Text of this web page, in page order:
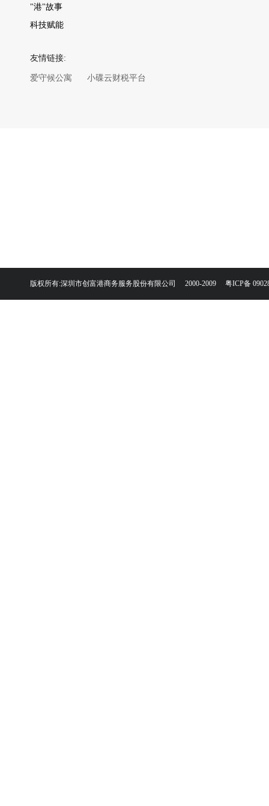
"港"故事
科技赋能
友情链接:
爱守候公寓 小碟云财税平台
版权所有:深圳市创富港商务服务股份有限公司 2000-2009 粤ICP备